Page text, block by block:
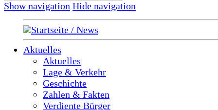
Show navigation Hide navigation
Startseite / News
Aktuelles
Aktuelles
Lage & Verkehr
Geschichte
Zahlen & Fakten
Verdiente Bürger